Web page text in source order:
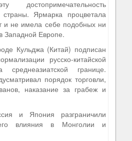
достопримечательность
страны. Ярмарка процветала
и не имела себе подобных ни
Западной Европе.
Кульджа (Китай) подписан
русско-китайской
среднеазиатской границе.
порядок торговли,
наказание за грабеж и
и Япония разграничили
влияния в Монголии и